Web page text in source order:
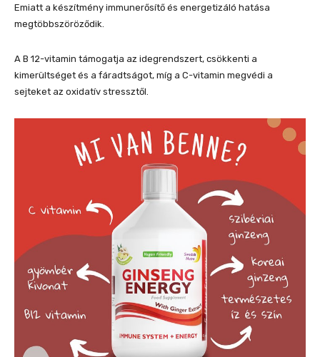
Emiatt a készítmény immunerősítő és energetizáló hatása
megtöbbszöröződik.
A B 12-vitamin támogatja az idegrendszert, csökkenti a
kimerültséget és a fáradtságot, míg a C-vitamin megvédi a
sejteket az oxidatív stressztől.